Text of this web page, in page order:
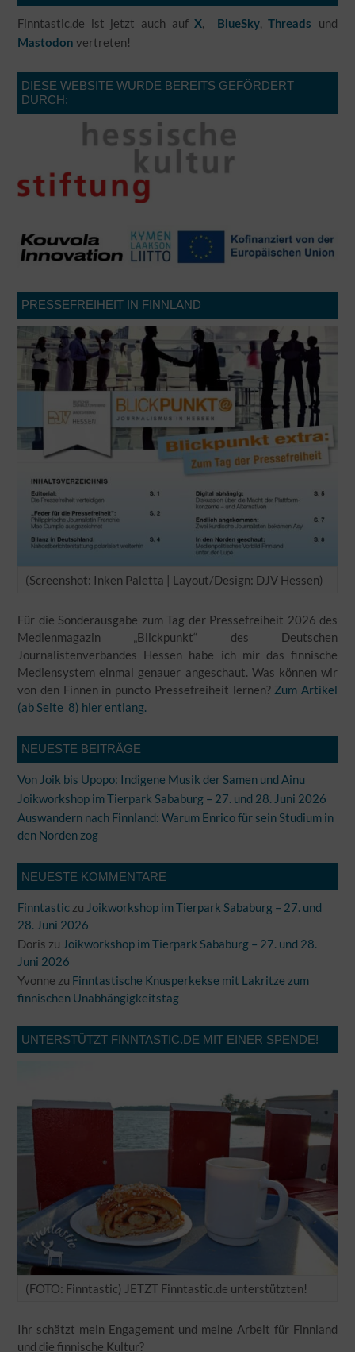
Finntastic.de ist jetzt auch aufX, BlueSky,Threads und
Mastodon vertreten!
DIESE WEBSITE WURDE BEREITS GEFÖRDERT
DURCH:
PRESSEFREIHEIT IN FINNLAND
(Screenshot: Inken Paletta | Layout/Design: DJV Hessen)
Für die Sonderausgabe zum Tag der Pressefreiheit 2026 des
Medienmagazin „Blickpunkt“ des Deutschen
Journalistenverbandes Hessen habe ich mir das finnische
Mediensystem einmal genauer angeschaut. Was können wir
von den Finnen in puncto Pressefreiheit lernen? Zum Artikel
(ab Seite 8) hier entlang.
NEUESTE BEITRÄGE
Von Joik bis Upopo: Indigene Musik der Samen und Ainu
Joikworkshop im Tierpark Sababurg – 27. und 28. Juni 2026
Auswandern nach Finnland: Warum Enrico für sein Studium in
den Norden zog
NEUESTE KOMMENTARE
Finntastic zu Joikworkshop im Tierpark Sababurg – 27. und
28. Juni 2026
Doris zu Joikworkshop im Tierpark Sababurg – 27. und 28.
Juni 2026
Yvonne zu Finntastische Knusperkekse mit Lakritze zum
finnischen Unabhängigkeitstag
UNTERSTÜTZT FINNTASTIC.DE MIT EINER SPENDE!
(FOTO: Finntastic) JETZT Finntastic.de unterstützten!
Ihr schätzt mein Engagement und meine Arbeit für Finnland
und die finnische Kultur?